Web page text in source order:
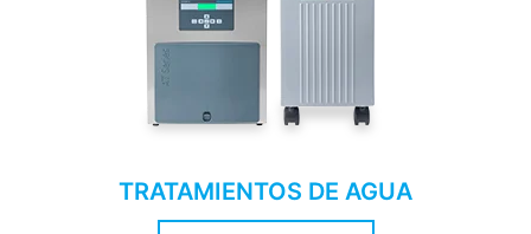
TRATAMIENTOS DE AGUA